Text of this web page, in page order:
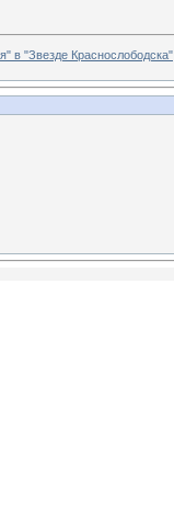
в "Звезде Краснослободска"